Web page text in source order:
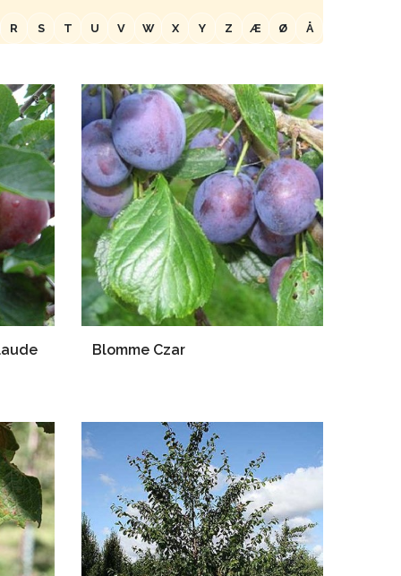
R S T U V W X Y Z Æ Ø Å
Blomme Czar